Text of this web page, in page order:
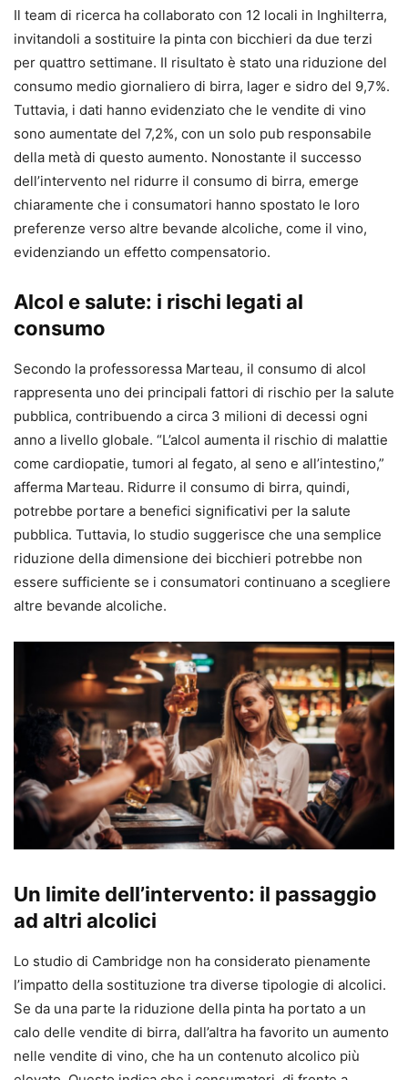
Il team di ricerca ha collaborato con 12 locali in Inghilterra,
invitandoli a sostituire la pinta con bicchieri da due terzi
per quattro settimane. Il risultato è stato una riduzione del
consumo medio giornaliero di birra, lager e sidro del 9,7%.
Tuttavia, i dati hanno evidenziato che le vendite di vino
sono aumentate del 7,2%, con un solo pub responsabile
della metà di questo aumento. Nonostante il successo
dell’intervento nel ridurre il consumo di birra, emerge
chiaramente che i consumatori hanno spostato le loro
preferenze verso altre bevande alcoliche, come il vino,
evidenziando un effetto compensatorio.
Alcol e salute: i rischi legati al
consumo
Secondo la professoressa Marteau, il consumo di alcol
rappresenta uno dei principali fattori di rischio per la salute
pubblica, contribuendo a circa 3 milioni di decessi ogni
anno a livello globale. “L’alcol aumenta il rischio di malattie
come cardiopatie, tumori al fegato, al seno e all’intestino,”
afferma Marteau. Ridurre il consumo di birra, quindi,
potrebbe portare a benefici significativi per la salute
pubblica. Tuttavia, lo studio suggerisce che una semplice
riduzione della dimensione dei bicchieri potrebbe non
essere sufficiente se i consumatori continuano a scegliere
altre bevande alcoliche.
Un limite dell’intervento: il passaggio
ad altri alcolici
Lo studio di Cambridge non ha considerato pienamente
l’impatto della sostituzione tra diverse tipologie di alcolici.
Se da una parte la riduzione della pinta ha portato a un
calo delle vendite di birra, dall’altra ha favorito un aumento
nelle vendite di vino, che ha un contenuto alcolico più